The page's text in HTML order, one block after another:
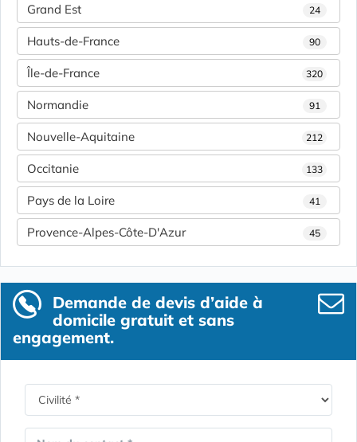
Grand Est 24
Hauts-de-France 90
Île-de-France 320
Normandie 91
Nouvelle-Aquitaine 212
Occitanie 133
Pays de la Loire 41
Provence-Alpes-Côte-D'Azur 45
Demande de devis d’aide à
domicile gratuit et sans
engagement.